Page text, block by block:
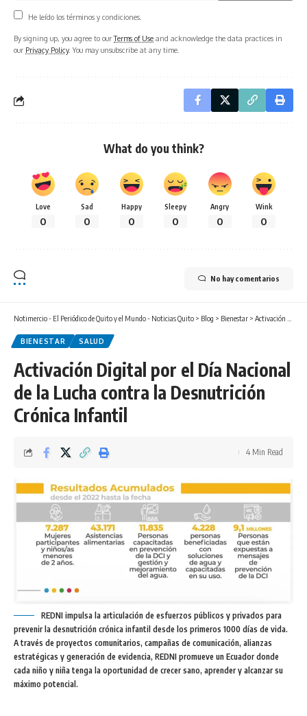
He leído los términos y condiciones.
By signing up, you agree to ourTerms of Use and acknowledge the data practices in
our Privacy Policy. You may unsubscribe at any time.
What do you think?
Love
0
Sad
0
Happy
0
Sleepy
0
Angry
0
Wink
0
No hay comentarios
Notimercio - El Periódico de Quito y el Mundo - Noticias Quito > Blog > Bienestar > Activación Digital por el Día Nacional de la Lucha contra la Desnutrición Crónica Infantil
BIENESTAR SALUD
Activación Digital por el Día Nacional
de la Lucha contra la Desnutrición
Crónica Infantil
4 Min Read
REDNI impulsa la articulación de esfuerzos públicos y privados para
prevenir la desnutrición crónica infantil desde los primeros 1000 días de vida.
A través de proyectos comunitarios, campañas de comunicación, alianzas
estratégicas y generación de evidencia, REDNI promueve un Ecuador donde
cada niño y niña tenga la oportunidad de crecer sano, aprender y alcanzar su
máximo potencial.